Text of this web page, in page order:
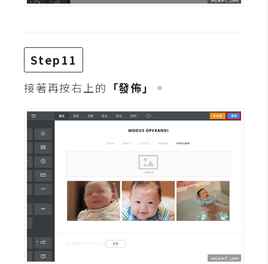
開
發
熱
門
文
章
全
站
導
覽
Step11
接著再按右上的 「發佈」 。